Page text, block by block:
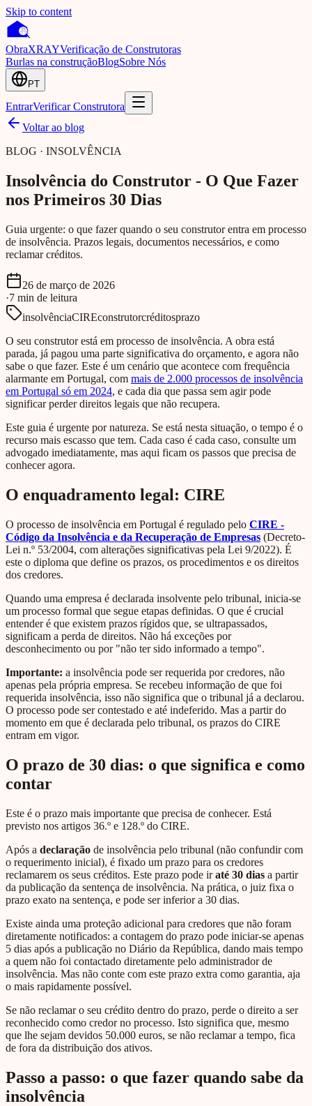
Skip to content
ObraXRAYVerificação de Construtoras
Burlas na construçãoBlogSobre Nós
PT
EntrarVerificar Construtora
Voltar ao blog
BLOG · INSOLVÊNCIA
Insolvência do Construtor - O Que Fazer
nos Primeiros 30 Dias
Guia urgente: o que fazer quando o seu construtor entra em processo
de insolvência. Prazos legais, documentos necessários, e como
reclamar créditos.
26 de março de 2026
·7 min de leitura
insolvênciaCIREconstrutorcréditosprazo
O seu construtor está em processo de insolvência. A obra está
parada, já pagou uma parte significativa do orçamento, e agora não
sabe o que fazer. Este é um cenário que acontece com frequência
alarmante em Portugal, com mais de 2.000 processos de insolvência
em Portugal só em 2024, e cada dia que passa sem agir pode
significar perder direitos legais que não recupera.
Este guia é urgente por natureza. Se está nesta situação, o tempo é o
recurso mais escasso que tem. Cada caso é cada caso, consulte um
advogado imediatamente, mas aqui ficam os passos que precisa de
conhecer agora.
O enquadramento legal: CIRE
O processo de insolvência em Portugal é regulado pelo CIRE -
Código da Insolvência e da Recuperação de Empresas (Decreto-
Lei n.º 53/2004, com alterações significativas pela Lei 9/2022). É
este o diploma que define os prazos, os procedimentos e os direitos
dos credores.
Quando uma empresa é declarada insolvente pelo tribunal, inicia-se
um processo formal que segue etapas definidas. O que é crucial
entender é que existem prazos rígidos que, se ultrapassados,
significam a perda de direitos. Não há exceções por
desconhecimento ou por "não ter sido informado a tempo".
Importante: a insolvência pode ser requerida por credores, não
apenas pela própria empresa. Se recebeu informação de que foi
requerida insolvência, isso não significa que o tribunal já a declarou.
O processo pode ser contestado e até indeferido. Mas a partir do
momento em que é declarada pelo tribunal, os prazos do CIRE
entram em vigor.
O prazo de 30 dias: o que significa e como
contar
Este é o prazo mais importante que precisa de conhecer. Está
previsto nos artigos 36.º e 128.º do CIRE.
Após a declaração de insolvência pelo tribunal (não confundir com
o requerimento inicial), é fixado um prazo para os credores
reclamarem os seus créditos. Este prazo pode iraté 30 dias a partir
da publicação da sentença de insolvência. Na prática, o juiz fixa o
prazo exato na sentença, e pode ser inferior a 30 dias.
Existe ainda uma proteção adicional para credores que não foram
diretamente notificados: a contagem do prazo pode iniciar-se apenas
5 dias após a publicação no Diário da República, dando mais tempo
a quem não foi contactado diretamente pelo administrador de
insolvência. Mas não conte com este prazo extra como garantia, aja
o mais rapidamente possível.
Se não reclamar o seu crédito dentro do prazo, perde o direito a ser
reconhecido como credor no processo. Isto significa que, mesmo
que lhe sejam devidos 50.000 euros, se não reclamar a tempo, fica
de fora da distribuição dos ativos.
Passo a passo: o que fazer quando sabe da
insolvência